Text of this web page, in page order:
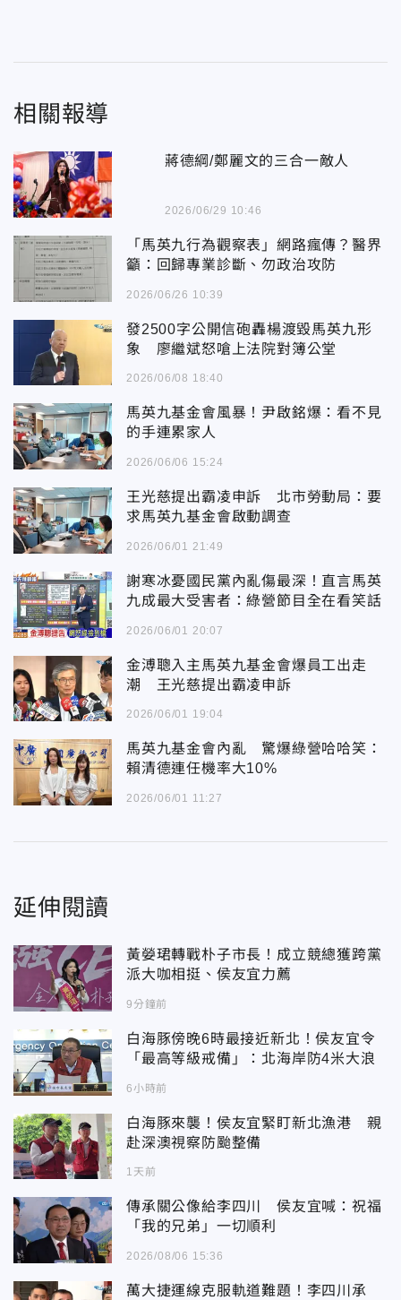
相關報導
蔣德綱/鄭麗文的三合一敵人
2026/06/29 10:46
「馬英九行為觀察表」網路瘋傳？醫界
籲：回歸專業診斷、勿政治攻防
2026/06/26 10:39
發2500字公開信砲轟楊渡毀馬英九形
象 廖繼斌怒嗆上法院對簿公堂
2026/06/08 18:40
馬英九基金會風暴！尹啟銘爆：看不見
的手連累家人
2026/06/06 15:24
王光慈提出霸凌申訴 北市勞動局：要
求馬英九基金會啟動調查
2026/06/01 21:49
謝寒冰憂國民黨內亂傷最深！直言馬英
九成最大受害者：綠營節目全在看笑話
2026/06/01 20:07
金溥聰入主馬英九基金會爆員工出走
潮 王光慈提出霸凌申訴
2026/06/01 19:04
馬英九基金會內亂 驚爆綠營哈哈笑：
賴清德連任機率大10%
2026/06/01 11:27
延伸閱讀
黃嫈珺轉戰朴子市長！成立競總獲跨黨
派大咖相挺、侯友宜力薦
9分鐘前
白海豚傍晚6時最接近新北！侯友宜令
「最高等級戒備」：北海岸防4米大浪
6小時前
白海豚來襲！侯友宜緊盯新北漁港 親
赴深澳視察防颱整備
1天前
傳承關公像給李四川 侯友宜喊：祝福
「我的兄弟」一切順利
2026/08/06 15:36
萬大捷運線克服軌道難題！李四川承